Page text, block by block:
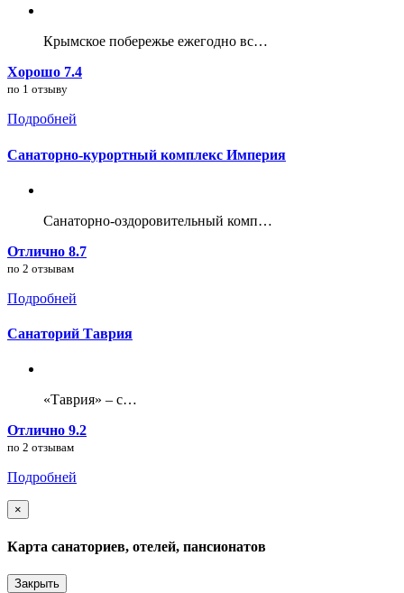
Крымское побережье ежегодно вс…
Хорошо 7.4
по 1 отзыву
Подробней
Санаторно-курортный комплекс Империя
Санаторно-оздоровительный комп…
Отлично 8.7
по 2 отзывам
Подробней
Санаторий Таврия
«Таврия» – с…
Отлично 9.2
по 2 отзывам
Подробней
×
Карта санаториев, отелей, пансионатов
Закрыть